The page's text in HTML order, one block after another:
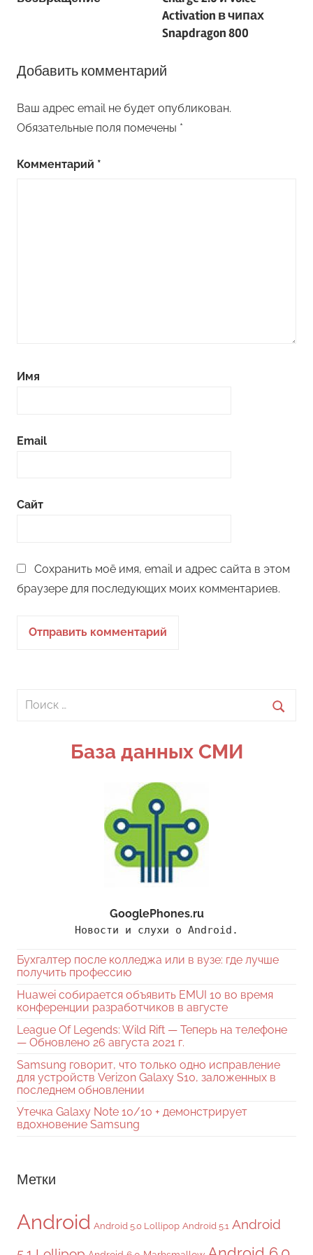
Activation в чипах
Snapdragon 800
Добавить комментарий
Ваш адрес email не будет опубликован.
Обязательные поля помечены *
Комментарий *
Имя
Email
Сайт
Сохранить моё имя, email и адрес сайта в этом
браузере для последующих моих комментариев.
Поиск
База данных СМИ
GooglePhones.ru
Новости и слухи о Android.
Бухгалтер после колледжа или в вузе: где лучше
получить профессию
Huawei собирается объявить EMUI 10 во время
конференции разработчиков в августе
League Of Legends: Wild Rift — Теперь на телефоне
— Обновлено 26 августа 2021 г.
Samsung говорит, что только одно исправление
для устройств Verizon Galaxy S10, заложенных в
последнем обновлении
Утечка Galaxy Note 10/10 + демонстрирует
вдохновение Samsung
Метки
Android Android 5.0 Lollipop Android 5.1 Android